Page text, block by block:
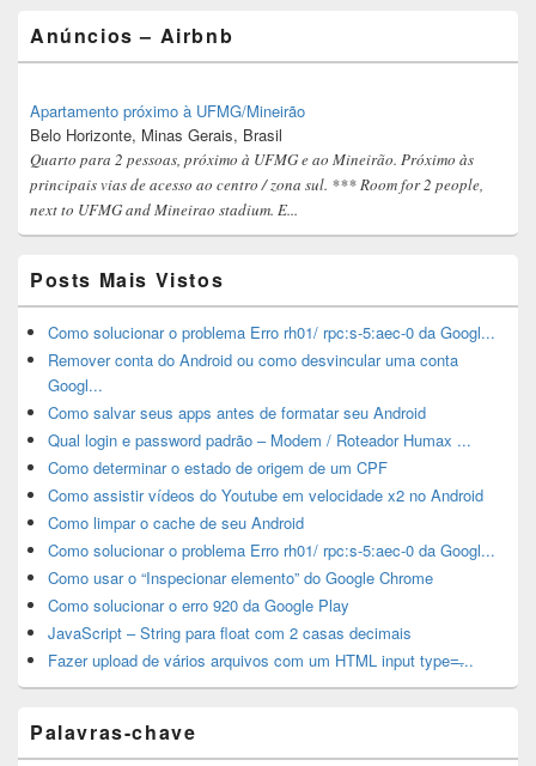
Anúncios – Airbnb
Apartamento próximo à UFMG/Mineirão
Belo Horizonte, Minas Gerais, Brasil
Quarto para 2 pessoas, próximo à UFMG e ao Mineirão. Próximo às
principais vias de acesso ao centro / zona sul. *** Room for 2 people,
next to UFMG and Mineirao stadium. E...
Posts Mais Vistos
Como solucionar o problema Erro rh01/ rpc:s-5:aec-0 da Googl...
Remover conta do Android ou como desvincular uma conta
Googl...
Como salvar seus apps antes de formatar seu Android
Qual login e password padrão – Modem / Roteador Humax ...
Como determinar o estado de origem de um CPF
Como assistir vídeos do Youtube em velocidade x2 no Android
Como limpar o cache de seu Android
Como solucionar o problema Erro rh01/ rpc:s-5:aec-0 da Googl...
Como usar o “Inspecionar elemento” do Google Chrome
Como solucionar o erro 920 da Google Play
JavaScript – String para float com 2 casas decimais
Fazer upload de vários arquivos com um HTML input type=̶...
Palavras-chave